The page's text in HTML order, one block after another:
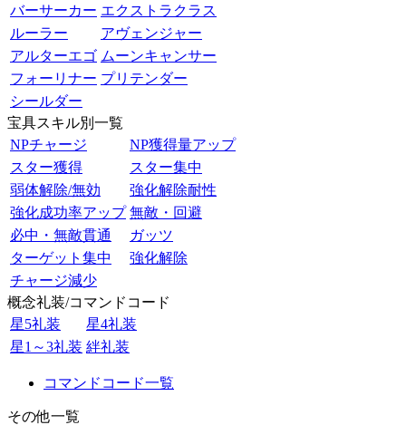
バーサーカー エクストラクラス
ルーラー
アヴェンジャー
アルターエゴ ムーンキャンサー
フォーリナー プリテンダー
シールダー
宝具スキル別一覧
NPチャージ
NP獲得量アップ
スター獲得
スター集中
弱体解除/無効
強化解除耐性
強化成功率アップ 無敵・回避
必中・無敵貫通
ガッツ
ターゲット集中
強化解除
チャージ減少
概念礼装/コマンドコード
星5礼装
星4礼装
星1～3礼装 絆礼装
コマンドコード一覧
その他一覧